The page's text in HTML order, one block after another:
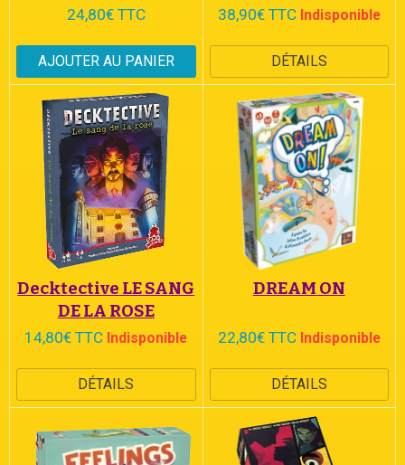
24,80€ TTC
AJOUTER AU PANIER
38,90€ TTC Indisponible
DÉTAILS
Decktective LE SANG
DE LA ROSE
14,80€ TTC Indisponible
DÉTAILS
DREAM ON
22,80€ TTC Indisponible
DÉTAILS